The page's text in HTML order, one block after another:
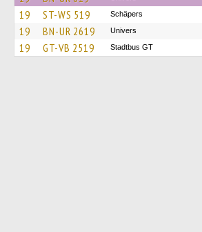
19 ST-WS 519 Schäpers
19 BN-UR 2619 Univers
19 GT-VB 2519 Stadtbus GT